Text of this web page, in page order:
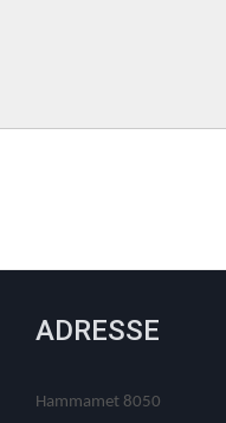
ADRESSE
Hammamet 8050